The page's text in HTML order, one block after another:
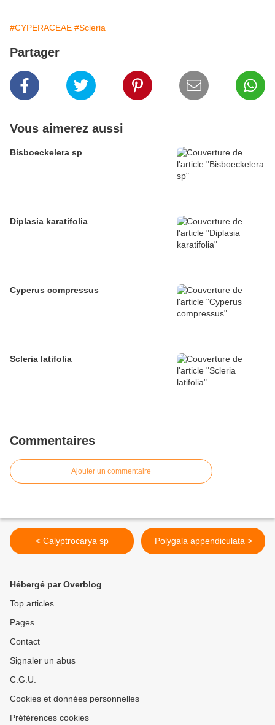
#CYPERACEAE #Scleria
Partager
Vous aimerez aussi
Bisboeckelera sp
Diplasia karatifolia
Cyperus compressus
Scleria latifolia
Commentaires
Ajouter un commentaire
< Calyptrocarya sp Polygala appendiculata >
Hébergé par Overblog
Top articles
Pages
Contact
Signaler un abus
C.G.U.
Cookies et données personnelles
Préférences cookies